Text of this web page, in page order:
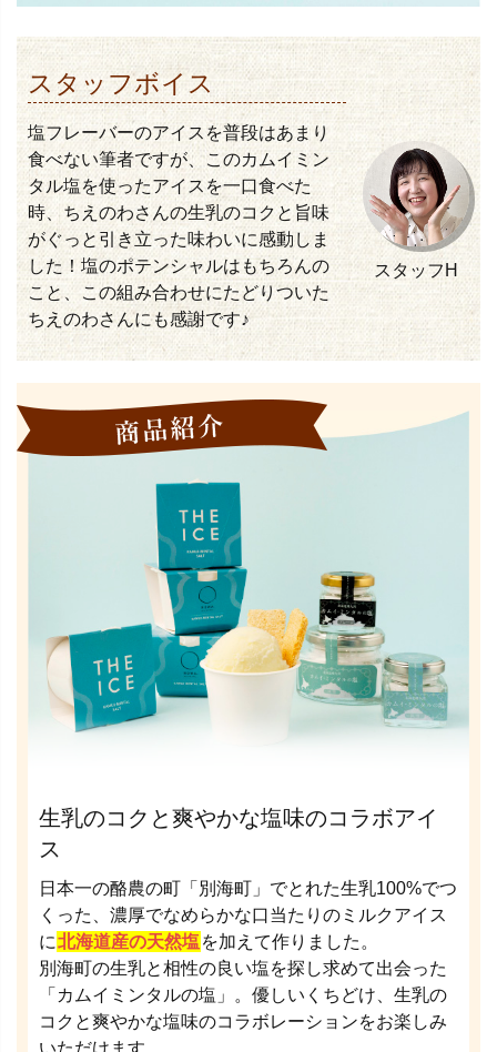
スタッフボイス
塩フレーバーのアイスを普段はあまり
食べない筆者ですが、このカムイミン
タル塩を使ったアイスを一口食べた
時、ちえのわさんの生乳のコクと旨味
がぐっと引き立った味わいに感動しま
した！塩のポテンシャルはもちろんの
こと、この組み合わせにたどりついた
ちえのわさんにも感謝です♪
スタッフH
生乳のコクと爽やかな塩味のコラボアイ
ス
日本一の酪農の町「別海町」でとれた生乳100%でつ
くった、濃厚でなめらかな口当たりのミルクアイス
に北海道産の天然塩 を加えて作りました。
別海町の生乳と相性の良い塩を探し求めて出会った
「カムイミンタルの塩」。優しいくちどけ、生乳の
コクと爽やかな塩味のコラボレーションをお楽しみ
いただけます。